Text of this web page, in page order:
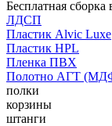
Бесплатная сборка
ЛДСП
Пластик Alvic Luxe
Пластик HPL
Пленка ПВХ
Полотно АГТ
полки
корзины
штанги